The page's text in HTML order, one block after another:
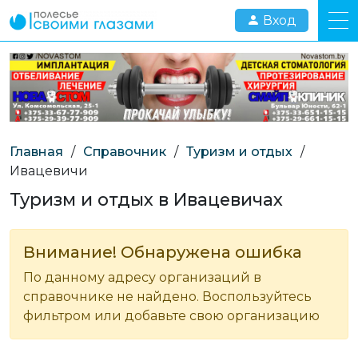
Вход
Главная / Справочник / Туризм и отдых /
Ивацевичи
Туризм и отдых в Ивацевичах
Внимание! Обнаружена ошибка
По данному адресу организаций в
справочнике не найдено. Воспользуйтесь
фильтром или добавьте свою организацию